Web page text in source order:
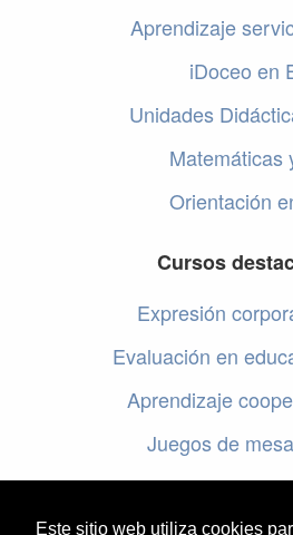
Este sitio web utiliza cookies
Aprendizaje
iDoceo en
Unidades
Matemáticas
Orientación
Cursos
Expresión
Evaluación en
Aprendizaje
Juegos de
Programar